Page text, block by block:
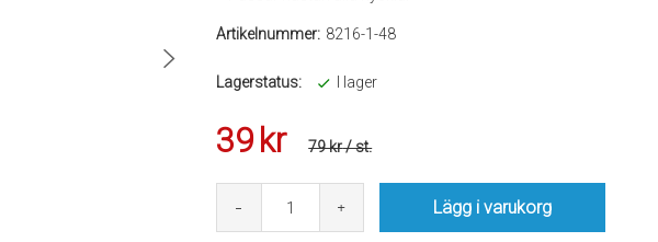
Artikelnummer: 8216-1-48
Lagerstatus: I lager
39 kr 79 kr/ st.
Lägg i varukorg